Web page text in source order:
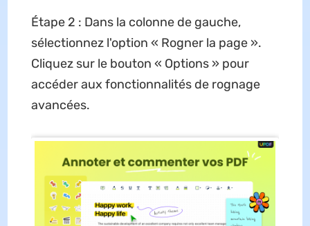
Étape 2 : Dans la colonne de gauche,
sélectionnez l'option « Rogner la page ».
Cliquez sur le bouton « Options » pour
accéder aux fonctionnalités de rognage
avancées.